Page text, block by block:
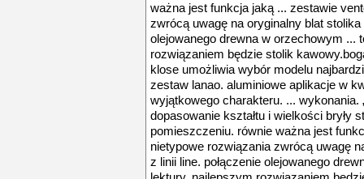
ważna jest funkcja jaką ... zestawie
zwrócą uwagę na oryginalny blat
olejowanego drewna w orzechowym ...
rozwiązaniem będzie stolik
klose umożliwia wybór modelu
zestaw lanao. aluminiowe aplikacje w
wyjątkowego charakteru. ... wykonania.
dopasowanie kształtu i wielkości bryły
pomieszczeniu. równie ważna jest
nietypowe rozwiązania zwrócą uwagę
z linii line. połączenie olejowanego